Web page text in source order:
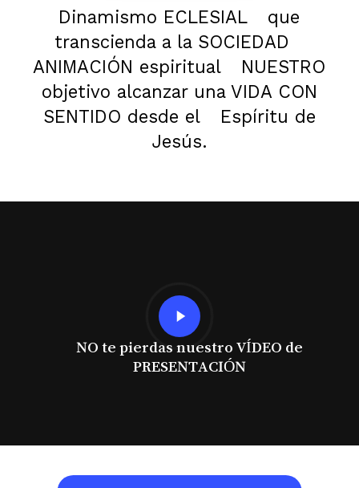
Dinamismo ECLESIAL
que
transcienda a la SOCIEDAD
ANIMACIÓN espiritual
NUESTRO
objetivo alcanzar una VIDA CON
SENTIDO desde el
Espíritu de
Jesús.
Play
Video
NO te pierdas nuestro VÍDEO de
PRESENTACIÓN